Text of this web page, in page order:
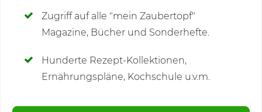
Zugriff auf alle "mein Zaubertopf"
Magazine, Bücher und Sonderhefte.
Hunderte Rezept-Kollektionen,
Ernährungspläne, Kochschule u.v.m.
Kommentare(2)